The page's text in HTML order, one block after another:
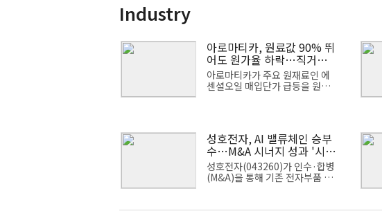
Industry
아로마티카, 원료값 90% 뛰
어도 원가율 하락…직거래
로 방어
아로마티카가 주요 원재료인 에
센셜오일 매입단가 급등을 원자
한다. 다만 회사...
성호전자, AI 밸류체인 승부
수…M&A 시너지 성과 '시험
대'
성호전자(043260)가 인수·합병
(M&A)을 통해 기존 전자부품 제
질 전환에 속도를 내고 있다. 지난